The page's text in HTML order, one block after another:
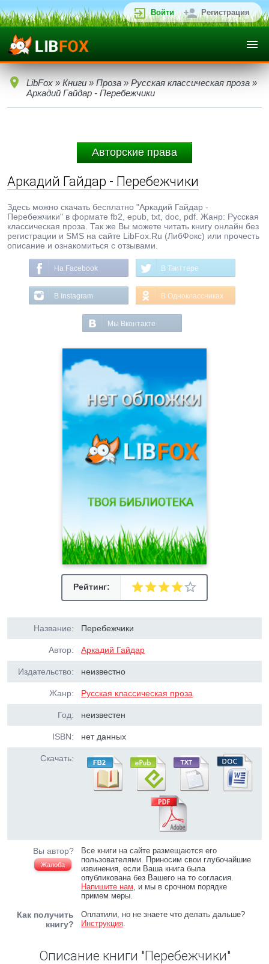
Войти Регистрация
LibFox » Книги » Проза » Русская классическая проза »
Аркадий Гайдар - Перебежчики
Авторские права
Аркадий Гайдар - Перебежчики
Здесь можно скачать бесплатно "Аркадий Гайдар -
Перебежчики" в формате fb2, epub, txt, doc, pdf. Жанр: Русская
классическая проза. Так же Вы можете читать книгу онлайн без
регистрации и SMS на сайте LibFox.Ru (ЛибФокс) или прочесть
описание и ознакомиться с отзывами.
На Facebook В Твиттере
В Instagram В Одноклассниках
Мы Вконтакте
Рейтинг:
Название: Перебежчики
Автор: Аркадий Гайдар
Издательство: неизвестно
Жанр: Русская классическая проза
Год: неизвестен
ISBN: нет данных
Скачать:
Вы автор?
Жалоба
Все книги на сайте размещаются его
пользователями. Приносим свои глубочайшие
извинения, если Ваша книга была
опубликована без Вашего на то согласия.
Напишите нам, и мы в срочном порядке
примем меры.
Как получить
книгу?
Оплатили, но не знаете что делать дальше?
Инструкция.
Описание книги "Перебежчики"